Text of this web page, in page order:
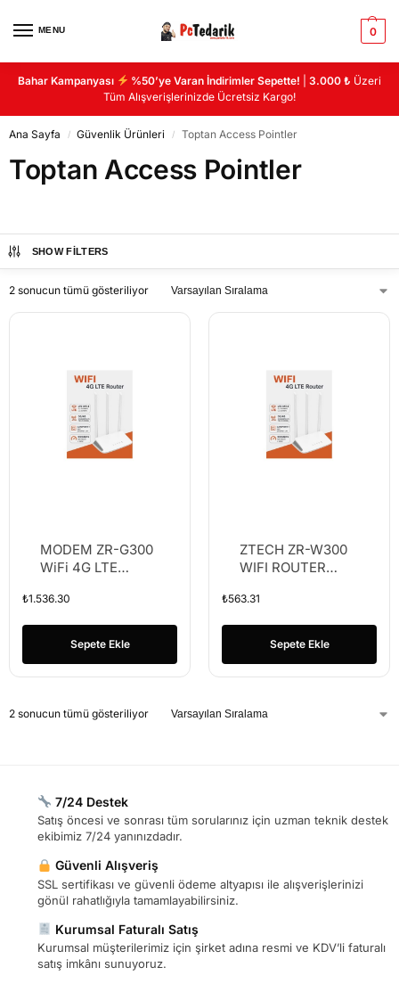
MENU 0
Bahar Kampanyası %50’ye Varan İndirimler Sepette! |3.000 ₺ Üzeri
Tüm Alışverişlerinizde Ücretsiz Kargo!
Ana Sayfa / Güvenlik Ürünleri / Toptan Access Pointler
Toptan Access Pointler
SHOW FILTERS
2 sonucun tümü gösteriliyor
MODEM ZR-G300
WiFi 4G LTE
2.GHZ
₺1.536.30
Sepete Ekle
ZTECH ZR-W300
WIFI ROUTER
300MBPS
₺563.31
Sepete Ekle
2 sonucun tümü gösteriliyor
7/24 Destek
Satış öncesi ve sonrası tüm sorularınız için uzman teknik destek
ekibimiz 7/24 yanınızdadır.
Güvenli Alışveriş
SSL sertifikası ve güvenli ödeme altyapısı ile alışverişlerinizi
gönül rahatlığıyla tamamlayabilirsiniz.
Kurumsal Faturalı Satış
Kurumsal müşterilerimiz için şirket adına resmi ve KDV’li faturalı
satış imkânı sunuyoruz.